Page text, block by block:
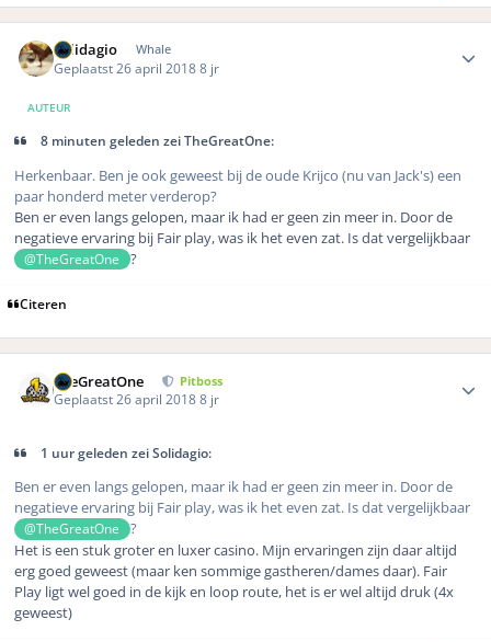
Solidagio Whale
Geplaatst 26 april 20188 jr
AUTEUR
8 minuten geleden zei TheGreatOne:
Herkenbaar. Ben je ook geweest bij de oude Krijco (nu van Jack's) een
paar honderd meter verderop?
Ben er even langs gelopen, maar ik had er geen zin meer in. Door de
negatieve ervaring bij Fair play, was ik het even zat. Is dat vergelijkbaar
@TheGreatOne ?
Citeren
TheGreatOne Pitboss
Geplaatst26 april 20188 jr
1 uur geleden zei Solidagio:
Ben er even langs gelopen, maar ik had er geen zin meer in. Door de
negatieve ervaring bij Fair play, was ik het even zat. Is dat vergelijkbaar
@TheGreatOne
?
Het is een stuk groter en luxer casino. Mijn ervaringen zijn daar altijd
erg goed geweest (maar ken sommige gastheren/dames daar). Fair
Play ligt wel goed in de kijk en loop route, het is er wel altijd druk (4x
geweest)